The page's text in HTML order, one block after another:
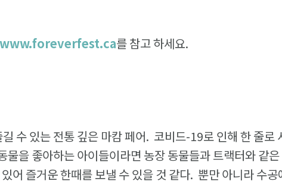
www.foreverfest.ca를 참고 하세요.
수 있는 전통 깊은 마캄 페어. 코비드-19로 인해 한 줄로
물을 좋아하는 아이들이라면 농장 동물들과 트랙터와 같
어 즐거운 한때를 보낼 수 있을 것 같다. 뿐만 아니라 수